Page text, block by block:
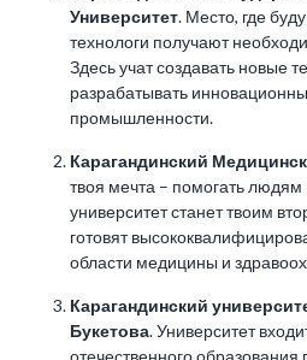
Университет. Место, где
технологи получают
Здесь учат создавать новые
разрабатывать
промышленности.
Карагандинский
твоя мечта – помогать людям
университет станет твоим
готовят
области медицины и
Карагандинский
Букетова. Университет